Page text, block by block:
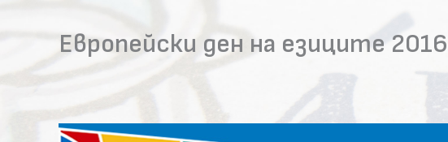
Европейски ден на езиците 2016